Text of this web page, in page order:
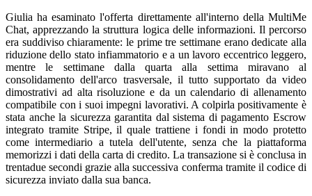
Giulia ha esaminato l'offerta direttamente all'interno della MultiMe
Chat, apprezzando la struttura logica delle informazioni. Il percorso
era suddiviso chiaramente: le prime tre settimane erano dedicate alla
riduzione dello stato infiammatorio e a un lavoro eccentrico leggero,
mentre le settimane dalla quarta alla settima miravano al
consolidamento dell'arco trasversale, il tutto supportato da video
dimostrativi ad alta risoluzione e da un calendario di allenamento
compatibile con i suoi impegni lavorativi. A colpirla positivamente è
stata anche la sicurezza garantita dal sistema di pagamento Escrow
integrato tramite Stripe, il quale trattiene i fondi in modo protetto
come intermediario a tutela dell'utente, senza che la piattaforma
memorizzi i dati della carta di credito. La transazione si è conclusa in
trentadue secondi grazie alla successiva conferma tramite il codice di
sicurezza inviato dalla sua banca.